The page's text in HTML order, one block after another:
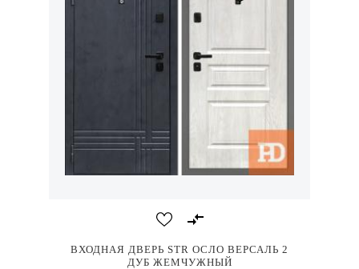
ВХОДНАЯ ДВЕРЬ STR ОСЛО ВЕРСАЛЬ 2
ДУБ ЖЕМЧУЖНЫЙ